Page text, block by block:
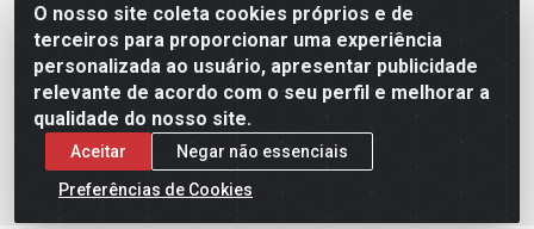
O nosso site coleta cookies próprios e de
terceiros para proporcionar uma experiência
personalizada ao usuário, apresentar publicidade
relevante de acordo com o seu perfil e melhorar a
qualidade do nosso site.
Aceitar
Negar não essenciais
Preferências de Cookies
NG Alimentos, há mais de 14 anos no mercado paraibano, é
referência em frigorificados, destacando-se pela logística
eficiente e excelência.